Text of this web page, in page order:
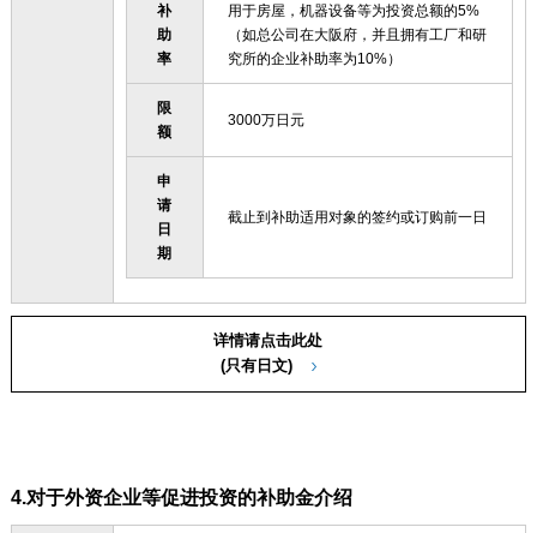
补
助
率
用于房屋，机器设备等为投资总额的5%
（如总公司在大阪府，并且拥有工厂和研
究所的企业补助率为10%）
限
额
3000万日元
申
请
日
期
截止到补助适用对象的签约或订购前一日
详情请点击此处
(只有日文)
4.对于外资企业等促进投资的补助金介绍